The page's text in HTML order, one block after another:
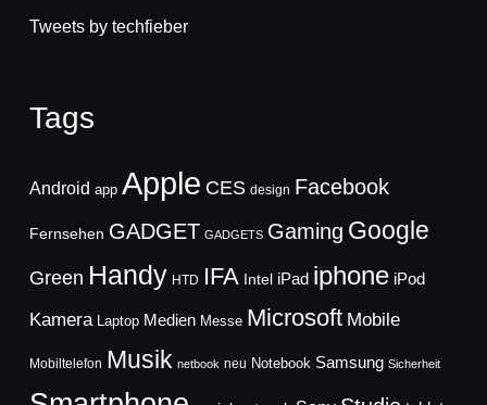
Tweets by techfieber
Tags
Android app Apple CES design Facebook
Fernsehen GADGET GADGETS Gaming Google
Green Handy HTD IFA Intel iPad iphone iPod
Kamera Laptop Medien Messe Microsoft Mobile
Mobiltelefon Musik netbook neu Notebook Samsung Sicherheit